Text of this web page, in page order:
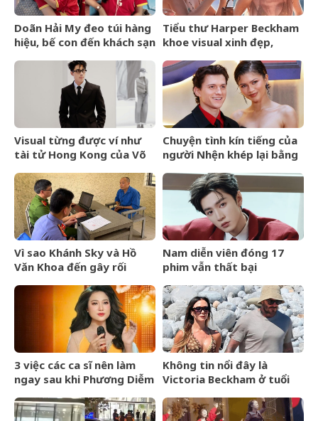
Doãn Hải My đeo túi hàng
hiệu, bế con đến khách sạn
thường có còn xinh đẹp
như ảnh tự đăng?
Tiểu thư Harper Beckham
khoe visual xinh đẹp,
du thuyền triệu đô, đọ sắc
cùng mẹ
Visual từng được ví như
tài tử Hong Kong của Võ
tranh cãi vì một thay đổi
Chuyện tình kín tiếng của
người Nhện khép lại bằng
Vì sao Khánh Sky và Hồ
Văn Khoa đến gây rối
khởi tố?
Nam diễn viên đóng 17
phim vẫn thất bại
3 việc các ca sĩ nên làm
ngay sau khi Phương Diễm
Không tin nổi đây là
Victoria Beckham ở tuổi